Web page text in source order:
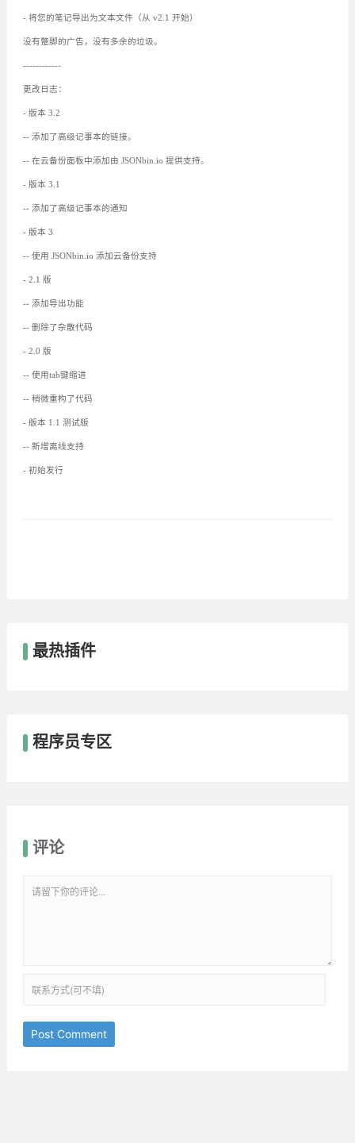
- 将您的笔记导出为文本文件（从 v2.1 开始）
没有蹩脚的广告，没有多余的垃圾。
------------
更改日志：
- 版本 3.2
-- 添加了高级记事本的链接。
-- 在云备份面板中添加由 JSONbin.io 提供支持。
- 版本 3.1
-- 添加了高级记事本的通知
- 版本 3
-- 使用 JSONbin.io 添加云备份支持
- 2.1 版
-- 添加导出功能
-- 删除了杂散代码
- 2.0 版
-- 使用tab键缩进
-- 稍微重构了代码
- 版本 1.1 测试版
-- 新增离线支持
- 初始发行
最热插件
程序员专区
评论
Post Comment